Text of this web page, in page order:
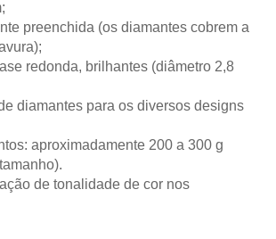
preenchida (os diamantes cobrem a
redonda, brilhantes (diâmetro 2,8
diamantes para os diversos designs
aproximadamente 200 a 300 g
de tonalidade de cor nos